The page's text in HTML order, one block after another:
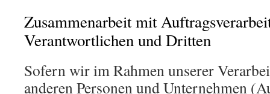
Zusammenarbeit mit
Verantwortlichen und Dritten
Sofern wir im Rahmen unserer
anderen Personen und Unternehmen